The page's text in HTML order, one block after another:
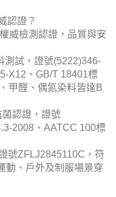
認證？
威檢測認證，品質與安
測試，證號(5222)346-
X12、GB/T 18401標
甲醛、偶氮染料皆達B
認證，證號
2008、AATCC 100標
號ZFLJ2845110C，符
動、戶外及制服場景穿